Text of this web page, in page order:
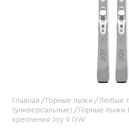
Главная Горные лыжи
Любые
(универсальные)
Горные лыжи
крепления Joy 9 GW